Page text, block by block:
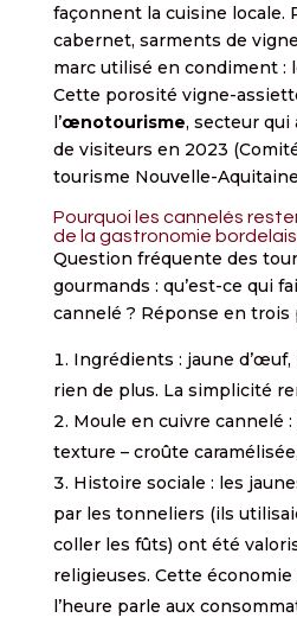
façonnent la cuisine locale.
cabernet, sarments de
marc utilisé en condiment :
Cette porosité vigne-
l’œnotourisme, secteur qui
de visiteurs en 2023
tourisme Nouvelle-
Pourquoi les cannelés
de la gastronomie
Question fréquente des
gourmands : qu’est-ce qui
cannelé ? Réponse en
Ingrédients : jaune
rien de plus. La simplicité
Moule en cuivre cannelé
texture – croûte
Histoire sociale : les
par les tonneliers (ils
coller les fûts) ont été
religieuses. Cette
l’heure parle aux